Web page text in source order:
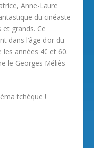
Anne-Laure
du cinéaste
grands. Ce
dans l’âge d’or du
les années 40 et 60.
le Georges Méliès
tchèque !